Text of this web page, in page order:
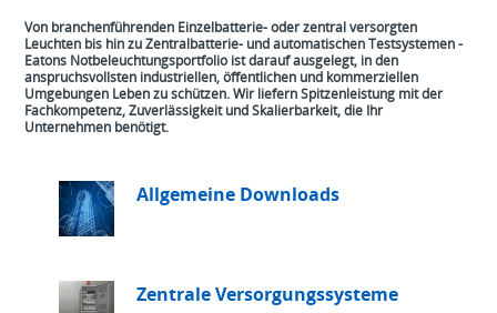
Von branchenführenden Einzelbatterie- oder zentral versorgten
Leuchten bis hin zu Zentralbatterie- und automatischen Testsystemen -
Eatons Notbeleuchtungsportfolio ist darauf ausgelegt, in den
anspruchsvollsten industriellen, öffentlichen und kommerziellen
Umgebungen Leben zu schützen. Wir liefern Spitzenleistung mit der
Fachkompetenz, Zuverlässigkeit und Skalierbarkeit, die Ihr
Unternehmen benötigt.
Allgemeine Downloads
Zentrale Versorgungssysteme